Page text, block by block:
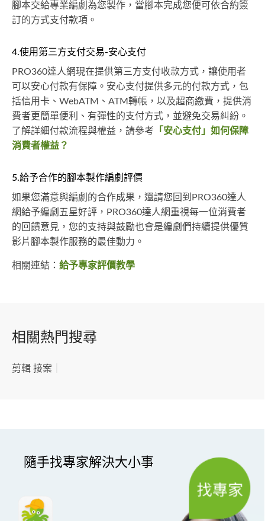
腳本交給專業編劇為您製作，當腳本完成您便可依合約簽
訂的方式支付款項。
4.使用第三方支付交易-安心支付
PRO360達人網現在提供第三方支付收款方式，讓使用者
可以安心付款有保障。安心支付提供多元的付款方式，包
括信用卡、WebATM、ATM轉帳，以及超商繳費，提供消
費者更簡單便利、有彈性的支付方式，並避免交易糾紛。
了解詳細付款流程與權益，請參考 「安心支付」如何保障
消費者權益？
5.給予合作的腳本製作編劇評價
如果您滿意與編劇的合作成果，還請您回到PRO360達人
網給予編劇五星好評，PRO360達人網重視每一位消費者
的回饋意見，您的支持與鼓勵也會是編劇們持續提供優質
影片腳本製作服務的最佳動力。
相關連結： 給予專家評價教學
相關熱門搜尋
剪輯 接案
隨手找專家解決大小事